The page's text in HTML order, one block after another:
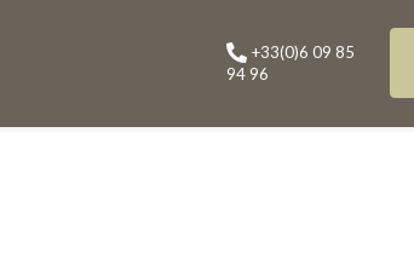
+33(0)6 09 85
94 96